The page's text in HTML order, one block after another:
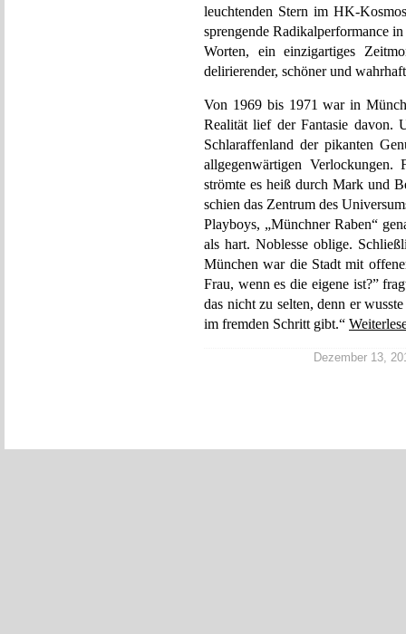
leuchtenden Stern im HK-
sprengende Radikalperformance in
Worten, ein einzigartiges
delirierender, schöner und
Von 1969 bis 1971 war in
Realität lief der Fantasie davon.
Schlaraffenland der pikanten
allgegenwärtigen Verlockungen.
strömte es heiß durch Mark und
schien das Zentrum des
Playboys, „Münchner Raben“
als hart. Noblesse oblige.
München war die Stadt mit
Frau, wenn es die eigene ist?”
das nicht zu selten, denn er
im fremden Schritt gibt.“
Dezember 13,